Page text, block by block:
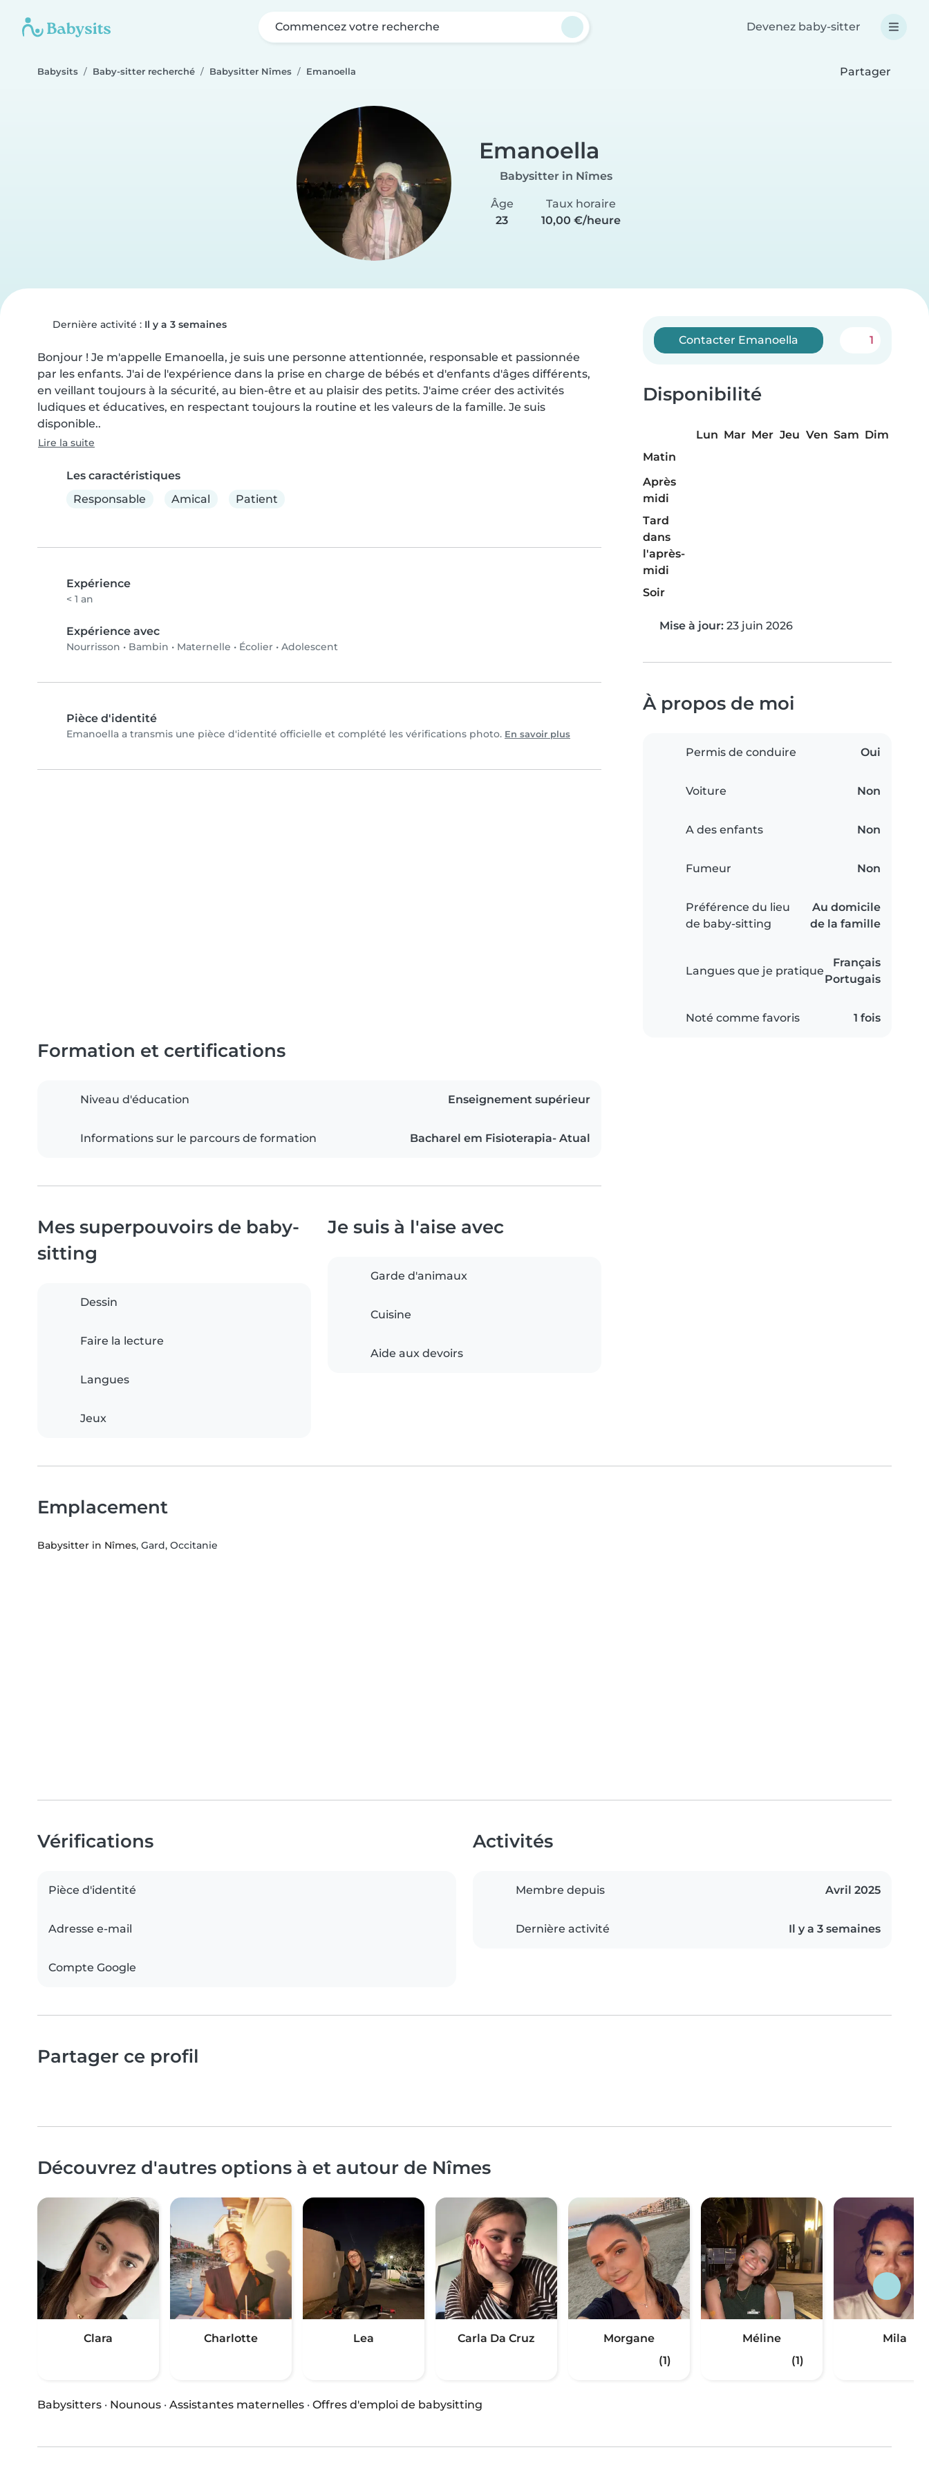
Commencez votre recherche Devenez baby-sitter
Babysits Baby-sitter recherché Babysitter Nîmes Emanoella Partager
Emanoella
Babysitter in Nîmes
Âge
23
Taux horaire
10,00 €/heure
Dernière activité : Il y a 3 semaines
Bonjour ! Je m'appelle Emanoella, je suis une personne attentionnée, responsable et passionnée
par les enfants. J'ai de l'expérience dans la prise en charge de bébés et d'enfants d'âges différents,
en veillant toujours à la sécurité, au bien-être et au plaisir des petits. J'aime créer des activités
ludiques et éducatives, en respectant toujours la routine et les valeurs de la famille. Je suis
disponible..
Lire la suite
Les caractéristiques
Responsable
Amical Patient
Expérience
< 1 an
Expérience avec
Nourrisson • Bambin • Maternelle • Écolier • Adolescent
Pièce d'identité
Emanoella a transmis une pièce d'identité officielle et complété les vérifications photo. En savoir plus
Contacter Emanoella 1
Disponibilité
Lun Mar Mer Jeu Ven Sam Dim
Matin
Après
midi
Tard
dans
l'après-
midi
Soir
Mise à jour: 23 juin 2026
À propos de moi
Permis de conduire Oui
Voiture Non
A des enfants Non
Fumeur Non
Préférence du lieu
de baby-sitting
Au domicile
de la famille
Langues que je pratique
Français
Portugais
Noté comme favoris 1 fois
Formation et certifications
Niveau d'éducation Enseignement supérieur
Informations sur le parcours de formation Bacharel em Fisioterapia- Atual
Mes superpouvoirs de baby-
sitting
Dessin
Faire la lecture
Langues
Jeux
Je suis à l'aise avec
Garde d'animaux
Cuisine
Aide aux devoirs
Emplacement
Babysitter in Nîmes, Gard, Occitanie
Vérifications
Pièce d'identité
Adresse e-mail
Compte Google
Activités
Membre depuis Avril 2025
Dernière activité Il y a 3 semaines
Partager ce profil
Découvrez d'autres options à et autour de Nîmes
Clara Charlotte Lea Carla Da Cruz
Morgane
(1)
Méline
(1)
Mila
Babysitters · Nounous · Assistantes maternelles · Offres d'emploi de babysitting